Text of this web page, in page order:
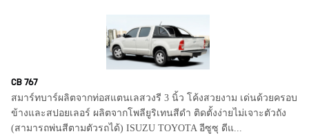
CB 767
สมาร์ทบาร์ผลิตจากท่อสแตนเลสวงรี 3 นิ้ว โค้งสวยงาม เด่นด้วยครอบ
ข้างและสปอยเลอร์ ผลิตจากโพลียูริเทนสีดำ ติดตั้งง่ายไม่เจาะตัวถัง
(สามารถพ่นสีตามตัวรถได้) ISUZU TOYOTA อีซูซุ ดีแ...